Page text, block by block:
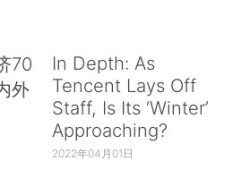
70
外
In Depth: As
Tencent Lays Off
Staff, Is Its ‘Winter’
Approaching?
2022年04月01日